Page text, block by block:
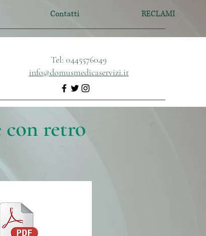
Contatti RECLAMI
Tel: 0445576049
info@domusmedicaservizi.it
con retro